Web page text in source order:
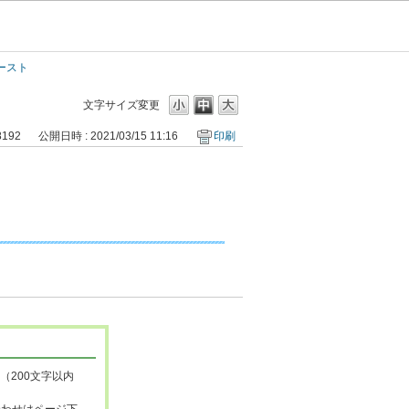
スト
文字サイズ変更
公開日時 : 2021/03/15 11:16 印刷
200文字以内